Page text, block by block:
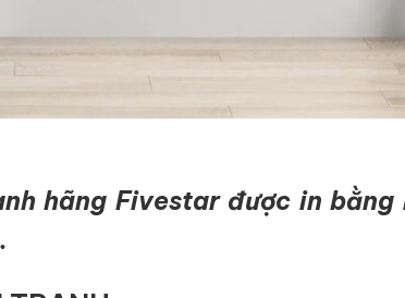
hãng Fivestar được in